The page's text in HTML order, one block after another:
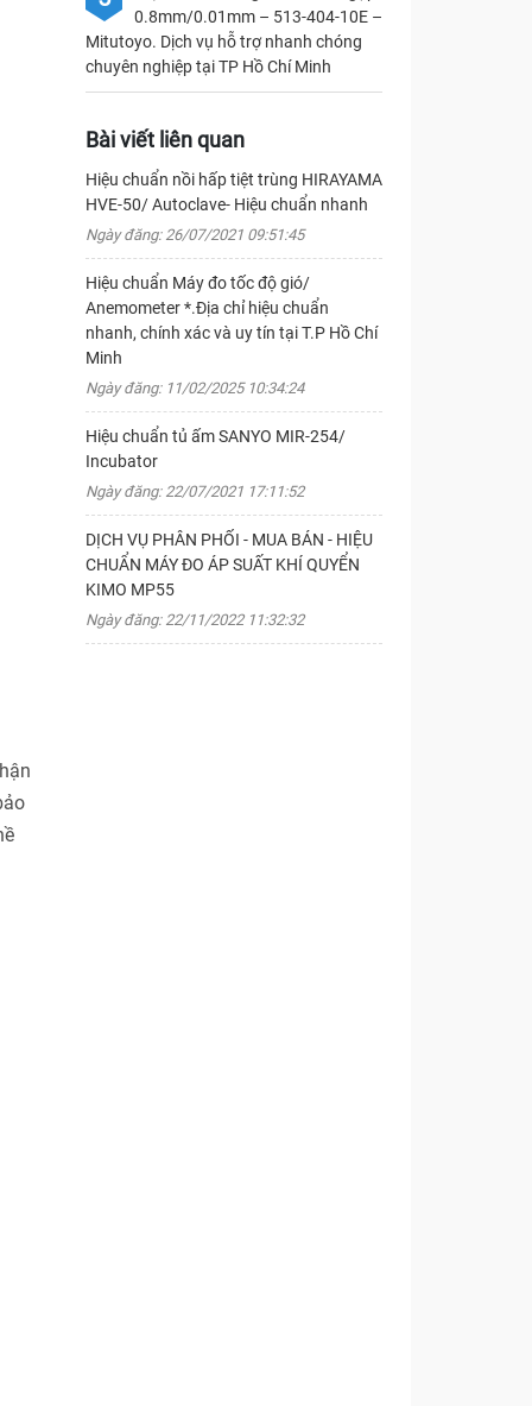
0.8mm/0.01mm – 513-404-10E –
Mitutoyo. Dịch vụ hỗ trợ nhanh chóng
chuyên nghiệp tại TP Hồ Chí Minh
Bài viết liên quan
Hiệu chuẩn nồi hấp tiệt trùng HIRAYAMA
HVE-50/ Autoclave- Hiệu chuẩn nhanh
Ngày đăng: 26/07/2021 09:51:45
Hiệu chuẩn Máy đo tốc độ gió/
Anemometer *.Địa chỉ hiệu chuẩn
nhanh, chính xác và uy tín tại T.P Hồ Chí
Minh
Ngày đăng: 11/02/2025 10:34:24
Hiệu chuẩn tủ ấm SANYO MIR-254/
Incubator
Ngày đăng: 22/07/2021 17:11:52
DỊCH VỤ PHÂN PHỐI - MUA BÁN - HIỆU
CHUẨN MÁY ĐO ÁP SUẤT KHÍ QUYỂN
KIMO MP55
Ngày đăng: 22/11/2022 11:32:32